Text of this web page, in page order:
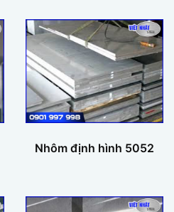
Nhôm định hình 5052